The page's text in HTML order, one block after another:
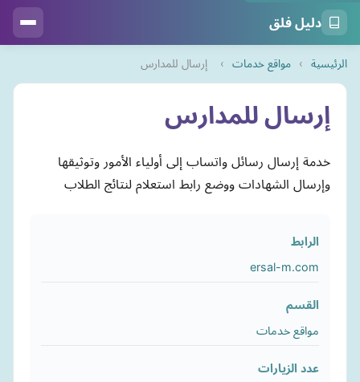
دليل فلق
الرئيسية › مواقع خدمات › إرسال للمدارس
إرسال للمدارس
خدمة إرسال رسائل واتساب إلى أولياء الأمور وتوثيقها
وإرسال الشهادات ووضع رابط استعلام لنتائج الطلاب
الرابط
ersal-m.com
القسم
مواقع خدمات
عدد الزيارات